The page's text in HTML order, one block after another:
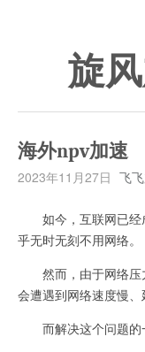
旋
海外npv加速
2023年11月27日 飞
如今，互联网已经
乎无时无刻不用网络。
然而，由于网络压
会遭遇到网络速度慢、
而解决这个问题的